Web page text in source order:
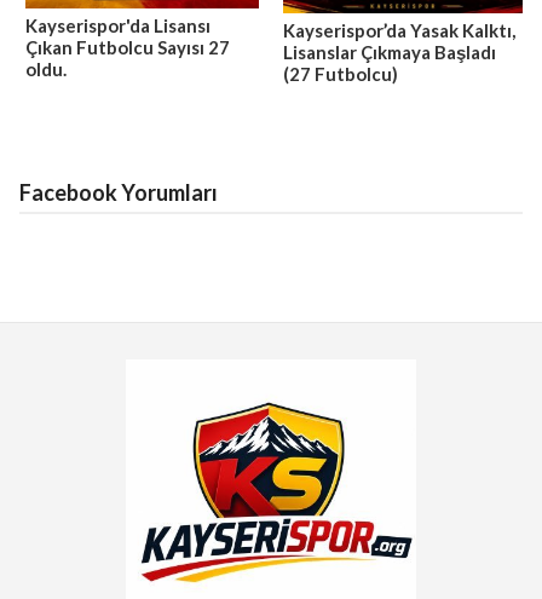
Kayserispor'da Lisansı
Çıkan Futbolcu Sayısı 27
oldu.
Kayserispor’da Yasak Kalktı,
Lisanslar Çıkmaya Başladı
(27 Futbolcu)
Facebook Yorumları